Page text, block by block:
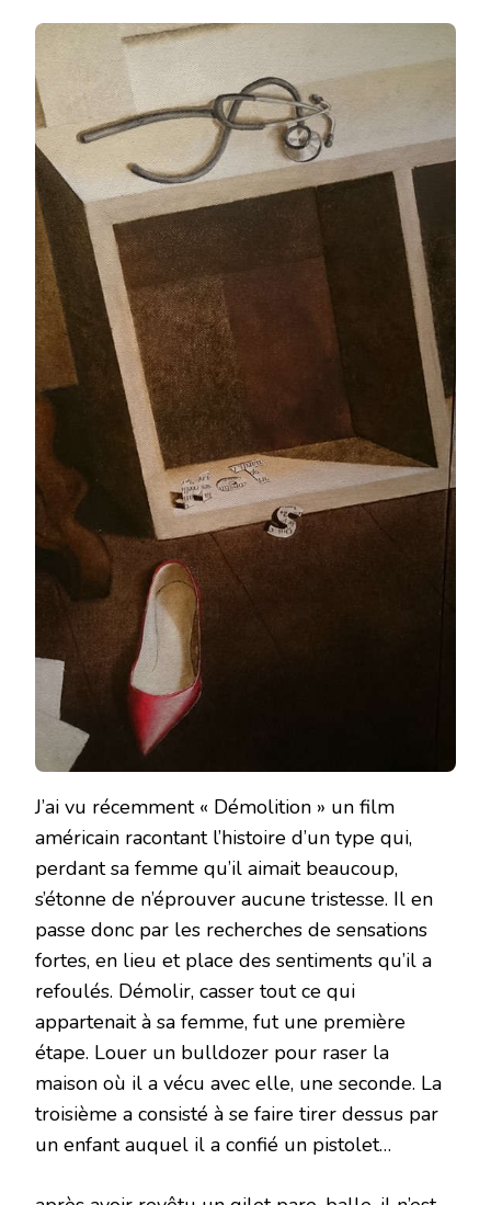
J’ai vu récemment « Démolition » un film
américain racontant l’histoire d’un type qui,
perdant sa femme qu’il aimait beaucoup,
s’étonne de n’éprouver aucune tristesse. Il en
passe donc par les recherches de sensations
fortes, en lieu et place des sentiments qu’il a
refoulés. Démolir, casser tout ce qui
appartenait à sa femme, fut une première
étape. Louer un bulldozer pour raser la
maison où il a vécu avec elle, une seconde. La
troisième a consisté à se faire tirer dessus par
un enfant auquel il a confié un pistolet…